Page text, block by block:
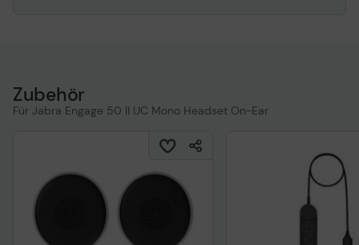
Zubehör
Für Jabra Engage 50 II UC Mono Headset On-Ear